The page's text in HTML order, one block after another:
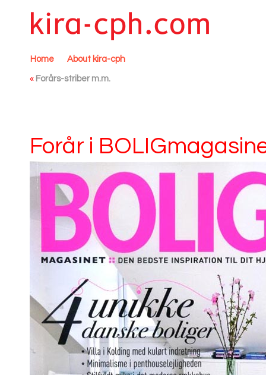
Home About kira-cph
« Forårs-striber m.m.
Forår i